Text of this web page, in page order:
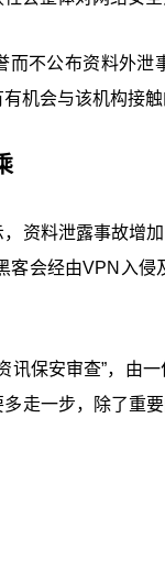
而不公布资料外
机会与该机构接触
资料泄露事故增
客会经由VPN入
讯保安审查”，由
走一步，除了重